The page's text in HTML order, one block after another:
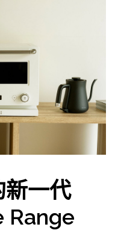
新一代
Range